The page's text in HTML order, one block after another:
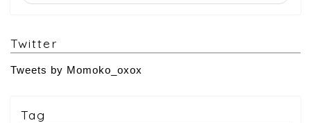
Twitter
Tweets by Momoko_oxox
Tag